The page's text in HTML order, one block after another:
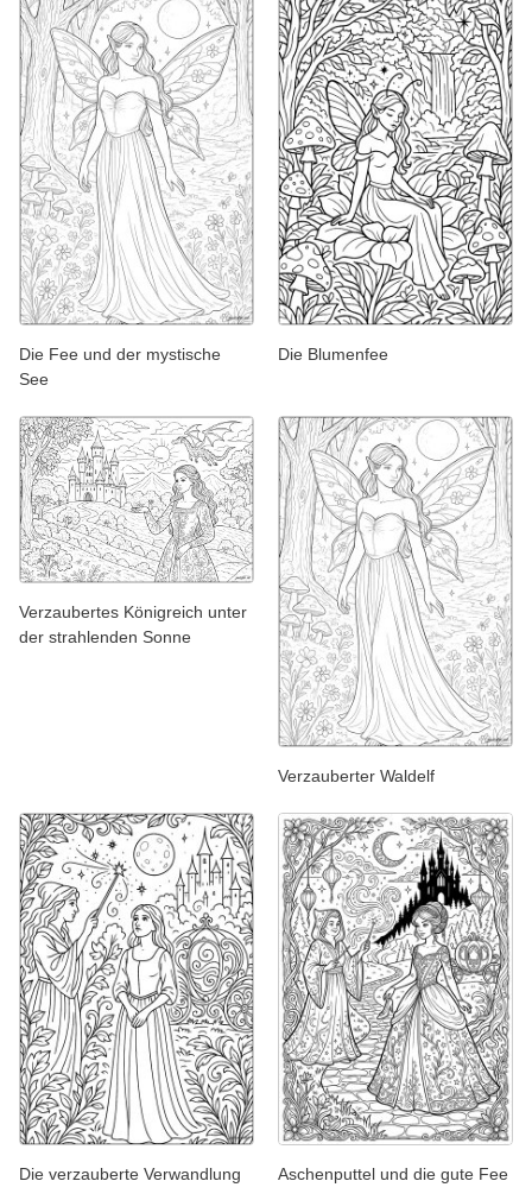
Die Fee und der mystische
See
Die Blumenfee
Verzaubertes Königreich unter
der strahlenden Sonne
Verzauberter Waldelf
Die verzauberte Verwandlung Aschenputtel und die gute Fee